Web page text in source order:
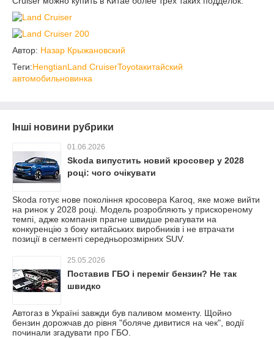
Автор: Назар Крыжановский
Теги:HengtianLand CruiserToyotaкитайский
автомобильновинка
Інші новини рубрики
01.06.2026
Skoda випустить новий кросовер у 2028
році: чого очікувати
Skoda готує нове покоління кросовера Karoq, яке може вийти
на ринок у 2028 році. Модель розробляють у прискореному
темпі, адже компанія прагне швидше реагувати на
конкуренцію з боку китайських виробників і не втрачати
позиції в сегменті середньорозмірних SUV.
25.05.2026
Поставив ГБО і переміг бензин? Не так
швидко
Автогаз в Україні завжди був паливом моменту. Щойно
бензин дорожчав до рівня "боляче дивитися на чек", водії
починали згадувати про ГБО.